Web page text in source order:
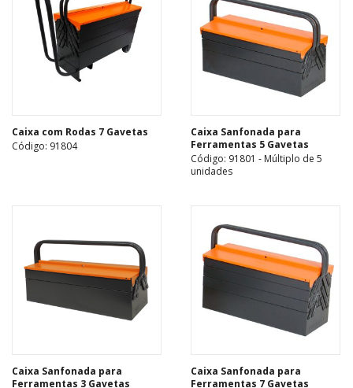
Caixa com Rodas 7 Gavetas
Código: 91804
Caixa Sanfonada para
Ferramentas 5 Gavetas
Código: 91801 - Múltiplo de 5
unidades
Caixa Sanfonada para
Ferramentas 3 Gavetas
Caixa Sanfonada para
Ferramentas 7 Gavetas